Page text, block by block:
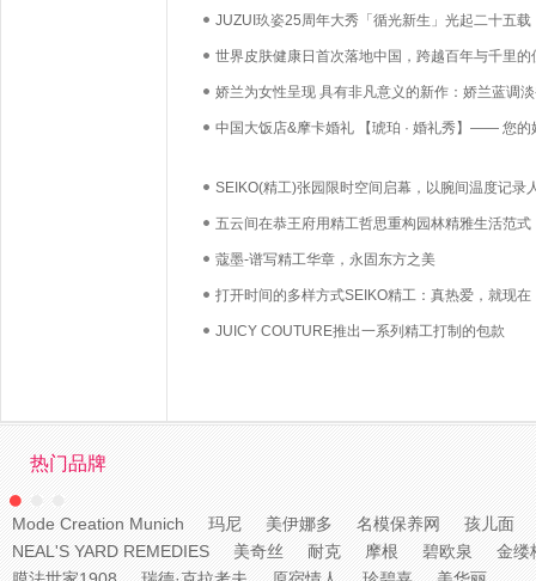
长？
JUZUI玖姿25周年大秀「循光新生」光起二十五载
启新生优雅
世界皮肤健康日首次落地中国，跨越百年与千里的
必达
娇兰为女性呈现 具有非凡意义的新作：娇兰蓝调
中国大饭店&摩卡婚礼 【琥珀 · 婚礼秀】—— 您的
SEIKO(精工)张园限时空间启幕，以腕间温度记录
时刻
五云间在恭王府用精工哲思重构园林精雅生活范式
蔻墨-谱写精工华章，永固东方之美
打开时间的多样方式SEIKO精工：真热爱，就现在
JUICY COUTURE推出一系列精工打制的包款
热门品牌
Mode Creation Munich 玛尼 美伊娜多 名模保养网
孩儿面
NEAL'S YARD REMEDIES
美奇丝 耐克 摩根 碧欧泉
金缕